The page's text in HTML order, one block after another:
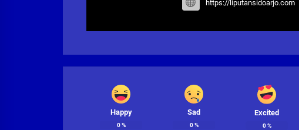
https://liputansidoarjo.com
Happy
0%
Sad
0%
Excited
0%